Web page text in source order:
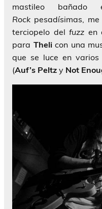
mastileo
Rock pesadísimas,
terciopelo delfuzz en
para Theli con una
que se luce en
(Auf’s Peltz y Not